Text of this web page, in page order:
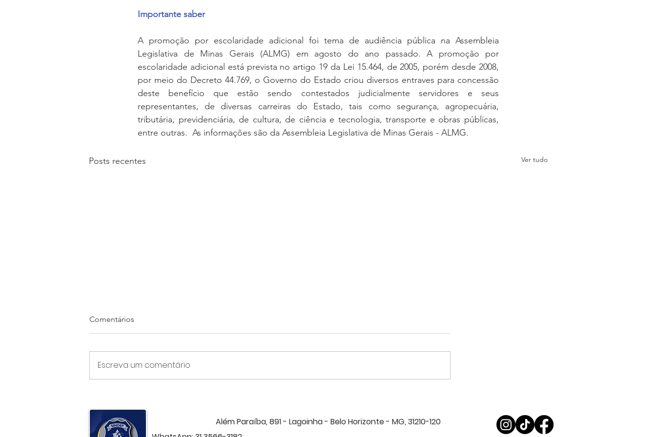
Importante saber
A promoção por escolaridade adicional foi tema de audiência pública na Assembleia
Legislativa de Minas Gerais (ALMG) em agosto do ano passado. A promoção por
escolaridade adicional está prevista no artigo 19 da Lei 15.464, de 2005, porém desde 2008,
por meio do Decreto 44.769, o Governo do Estado criou diversos entraves para concessão
deste benefício que estão sendo contestados judicialmente servidores e seus
representantes, de diversas carreiras do Estado, tais como segurança, agropecuária,
tributária, previdenciária, de cultura, de ciência e tecnologia, transporte e obras públicas,
entre outras.  As informações são da Assembleia Legislativa de Minas Gerais - ALMG.
Posts recentes Ver tudo
SINDEP!
aposentado por invalidez
passe a receber proventos
Comentários
Escreva um comentário
Além Paraíba, 891 - Lagoinha - Belo Horizonte - MG, 31210-120